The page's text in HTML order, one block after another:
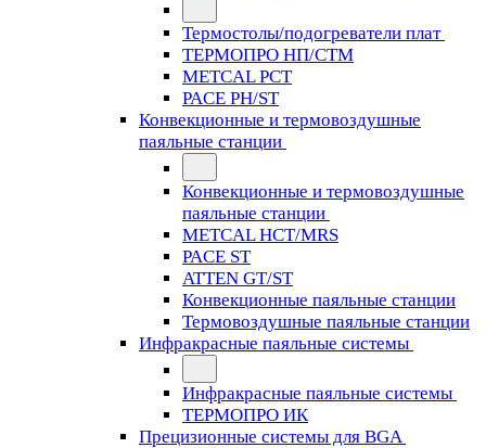
Термостолы/подогреватели плат
ТЕРМОПРО НП/СТМ
METCAL PCT
PACE PH/ST
Конвекционные и термовоздушные
паяльные станции
Конвекционные и термовоздушные
паяльные станции
METCAL HCT/MRS
PACE ST
ATTEN GT/ST
Конвекционные паяльные станции
Термовоздушные паяльные станции
Инфракрасные паяльные системы
Инфракрасные паяльные системы
ТЕРМОПРО ИК
Прецизионные системы для BGA